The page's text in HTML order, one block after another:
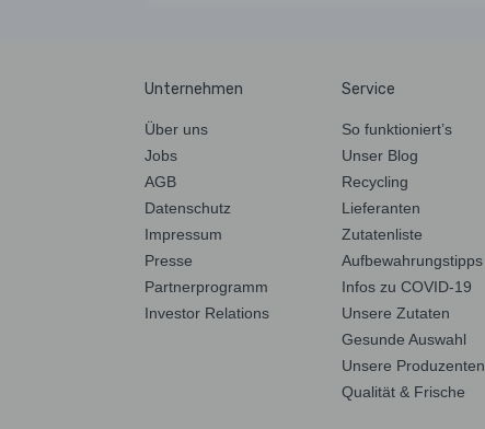
Unternehmen
Über uns
Jobs
AGB
Datenschutz
Impressum
Presse
Partnerprogramm
Investor Relations
Service
So funktioniert’s
Unser Blog
Recycling
Lieferanten
Zutatenliste
Aufbewahrungstipps
Infos zu COVID-19
Unsere Zutaten
Gesunde Auswahl
Unsere Produzenten
Qualität & Frische